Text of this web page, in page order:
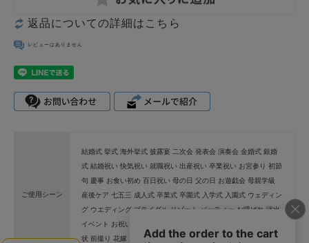
返品についての詳細はこちら
レビューはありません
ご使用シーン
結婚式 挙式 海外挙式 披露宴 二次会 発表会 演奏会 金婚式 銀婚
式 結婚祝い 快気祝い 就職祝い 出産祝い 卒業祝い お宮参り 初節
句 慶事 お食い初め 百日祝い 母の日 父の日 お遊戯会 母親学級
産後ケア 七五三 成人式 卒業式 卒園式 入学式 入園式 ウェディン
グ ウエディング ブライダル リゾート パーティー お呼ばれ 演出
イベント お祝い 礼服 スピーチ 余興 ジューンブライド 招待 招待
状 前撮り 花嫁 親族 プチギフト 高砂 誓いの言葉 ブーケ